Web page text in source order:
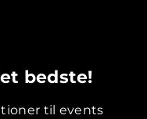
bedste!
til events